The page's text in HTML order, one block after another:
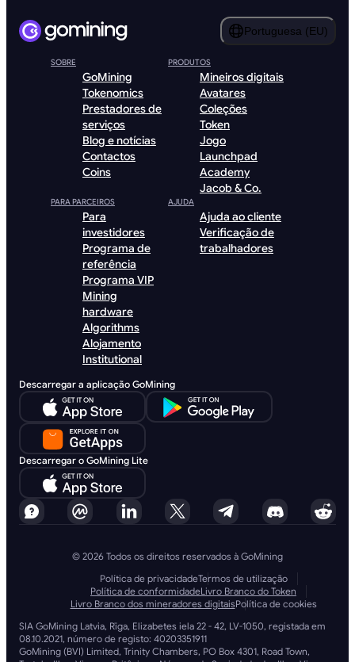
Portuguesa (EU)
SOBRE
GoMining
Tokenomics
Prestadores de
serviços
Blog e notícias
Contactos
Coins
PRODUTOS
Mineiros digitais
Avatares
Coleções
Token
Jogo
Launchpad
Academy
Jacob & Co.
PARA PARCEIROS
Para
investidores
Programa de
referência
Programa VIP
Mining
hardware
Algorithms
Alojamento
Institutional
AJUDA
Ajuda ao cliente
Verificação de
trabalhadores
Descarregar a aplicação GoMining
Descarregar o GoMining Lite
© 2026 Todos os direitos reservados à GoMining
Política de privacidadeTermos de utilização
Política de conformidadeLivro Branco do Token
Livro Branco dos mineradores digitaisPolítica de cookies
SIA GoMining Latvia, Rīga, Elizabetes iela 22 - 42, LV-1050, registada em
08.10.2021, número de registo: 40203351911
GoMining (BVI) Limited, Trinity Chambers, PO Box 4301, Road Town,